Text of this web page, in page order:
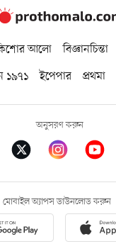
আলো বিজ্ঞানচিন্তা
১৯৭১ ইপেপার প্রথমা
অনুসরণ করুন
মোবাইল অ্যাপস ডাউনলোড করুন